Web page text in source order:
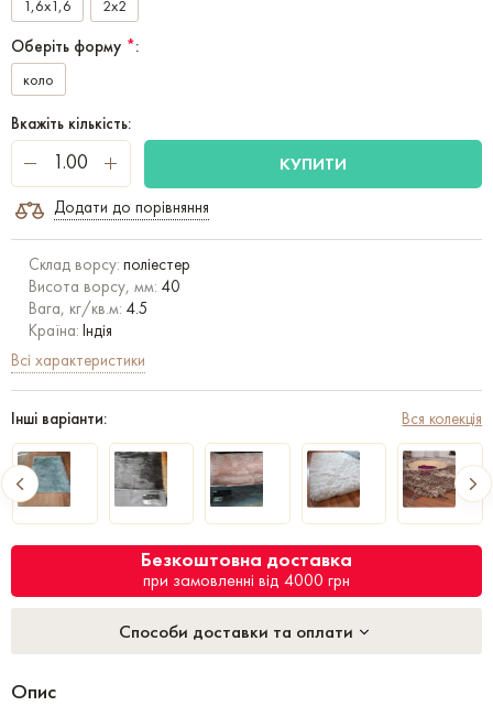
1,6x1,6 2x2
Оберіть форму *:
коло
Вкажіть кількість:
КУПИТИ
Додати до порівняння
Склад ворсу: поліестер
Висота ворсу, мм: 40
Вага, кг/кв.м: 4.5
Країна: Індія
Всі характеристики
Інші варіанти: Вся колекція
Безкоштовна доставка
при замовленні від 4000 грн
Способи доставки та оплати
Опис